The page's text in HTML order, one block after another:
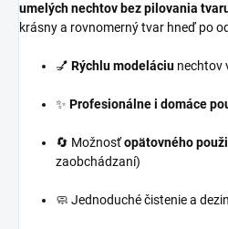
umelých nechtov bez pilovania
krásny a rovnomerný tvar hneď po
💅 Rýchlu modeláciu nechtov
✨ Profesionálne i domáce
🔄 Možnosťopätovného
zaobchádzaní)
🧼 Jednoduché čistenie a